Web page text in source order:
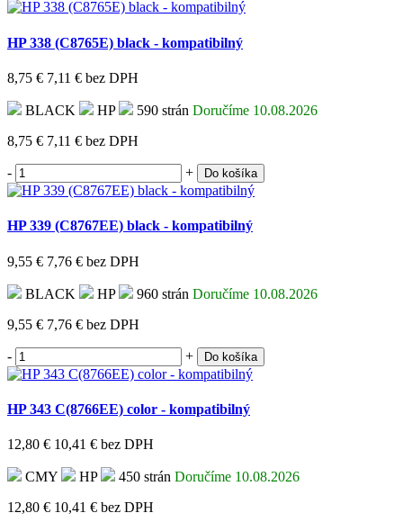
HP 338 (C8765E) black - kompatibilný
8,75 € 7,11 € bez DPH
BLACK HP 590 strán Doručíme 10.08.2026
8,75 € 7,11 € bez DPH
- + Do košíka
HP 339 (C8767EE) black - kompatibilný
9,55 € 7,76 € bez DPH
BLACK HP 960 strán Doručíme 10.08.2026
9,55 € 7,76 € bez DPH
- + Do košíka
HP 343 C(8766EE) color - kompatibilný
12,80 € 10,41 € bez DPH
CMY HP 450 strán Doručíme 10.08.2026
12,80 € 10,41 € bez DPH